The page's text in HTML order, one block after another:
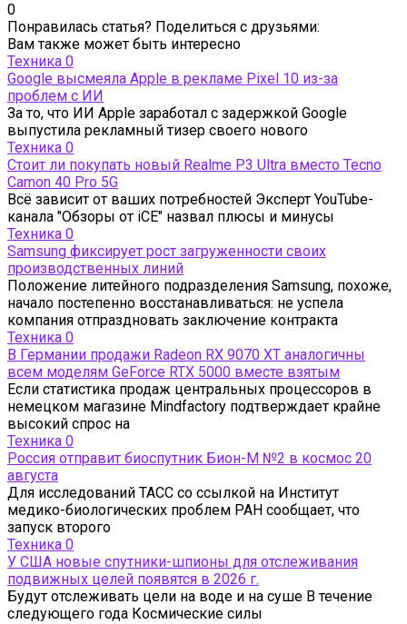
0
Понравилась статья? Поделиться с друзьями:
Вам также может быть интересно
Техника 0
Google высмеяла Apple в рекламе Pixel 10 из-за
проблем с ИИ
За то, что ИИ Apple заработал с задержкой Google
выпустила рекламный тизер своего нового
Техника 0
Стоит ли покупать новый Realme P3 Ultra вместо Tecno
Camon 40 Pro 5G
Всё зависит от ваших потребностей Эксперт YouTube-
канала "Обзоры от iCE" назвал плюсы и минусы
Техника 0
Samsung фиксирует рост загруженности своих
производственных линий
Положение литейного подразделения Samsung, похоже,
начало постепенно восстанавливаться: не успела
компания отпраздновать заключение контракта
Техника 0
В Германии продажи Radeon RX 9070 XT аналогичны
всем моделям GeForce RTX 5000 вместе взятым
Если статистика продаж центральных процессоров в
немецком магазине Mindfactory подтверждает крайне
высокий спрос на
Техника 0
Россия отправит биоспутник Бион-М №2 в космос 20
августа
Для исследований ТАСС со ссылкой на Институт
медико-биологических проблем РАН сообщает, что
запуск второго
Техника 0
У США новые спутники-шпионы для отслеживания
подвижных целей появятся в 2026 г.
Будут отслеживать цели на воде и на суше В течение
следующего года Космические силы